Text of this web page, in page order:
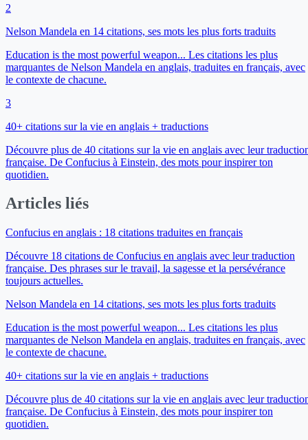
2
Nelson Mandela en 14 citations, ses mots les plus forts traduits
Education is the most powerful weapon... Les citations les plus
marquantes de Nelson Mandela en anglais, traduites en français, avec
le contexte de chacune.
3
40+ citations sur la vie en anglais + traductions
Découvre plus de 40 citations sur la vie en anglais avec leur
française. De Confucius à Einstein, des mots pour inspirer ton
quotidien.
Articles liés
Confucius en anglais : 18 citations traduites en français
Découvre 18 citations de Confucius en anglais avec leur traduction
française. Des phrases sur le travail, la sagesse et la persévérance
toujours actuelles.
Nelson Mandela en 14 citations, ses mots les plus forts traduits
Education is the most powerful weapon... Les citations les plus
marquantes de Nelson Mandela en anglais, traduites en français, avec
le contexte de chacune.
40+ citations sur la vie en anglais + traductions
Découvre plus de 40 citations sur la vie en anglais avec leur
française. De Confucius à Einstein, des mots pour inspirer ton
quotidien.